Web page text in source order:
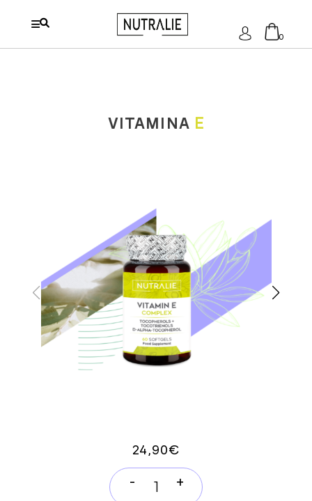
S'identifier 0
VITAMINA E
24,90€
VITAMINA
- +